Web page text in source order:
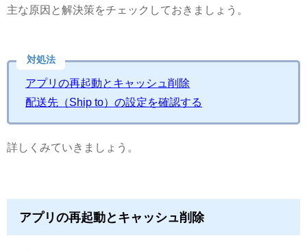
主な原因と解決策をチェックしておきましょう。
対処法
アプリの再起動とキャッシュ削除
配送先（Ship to）の設定を確認する
詳しくみていきましょう。
アプリの再起動とキャッシュ削除